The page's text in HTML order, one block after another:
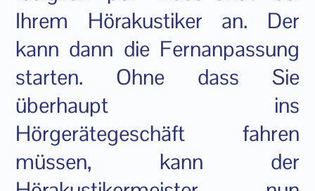
Ihrem Hörakustiker an. Der
kann dann die Fernanpassung
starten. Ohne dass Sie
überhaupt ins
Hörgerätegeschäft fahren
müssen, kann der